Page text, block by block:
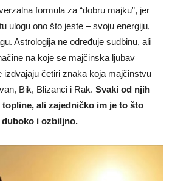
formula za “dobru majku”, jer
ulogu ono što jeste – svoju energiju,
Astrologija ne određuje sudbinu, ali
na koje se majčinska ljubav
izdvajaju četiri znaka koja majčinstvu
Bik, Blizanci i Rak. Svaki od njih
ali zajedničko im je to što
i ozbiljno.